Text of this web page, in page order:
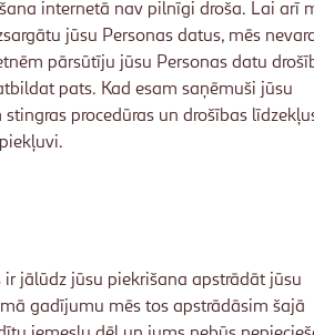
internetā nav pilnīgi droša. Lai arī
jūsu Personas datus, mēs
pārsūtīju jūsu Personas datu
pats. Kad esam saņēmuši jūsu
procedūras un drošības
jālūdz jūsu piekrišana apstrādāt jūsu
gadījumu mēs tos apstrādāsim šajā